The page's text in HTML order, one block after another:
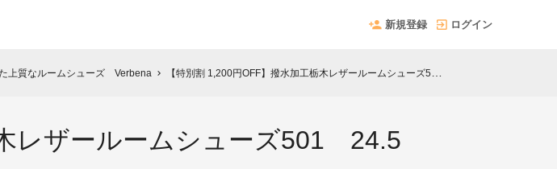
新規登録 ログイン
上質なルームシューズ Verbena chevron_right 【特別割 1,200円OFF】撥水加工栃木レザールームシューズ501 24.5㎝ ブラック
レザールームシューズ501 24.5